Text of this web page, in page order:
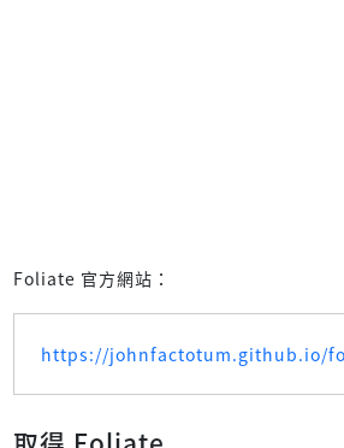
Foliate 官方網站：
https://johnfactotum.github.io/